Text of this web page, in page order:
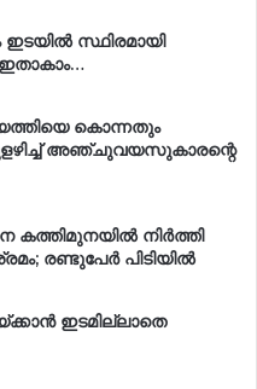
സ്ഥിരമായി
കൊന്നതും
അഞ്ചുവയസുകാരന്റെ
നിർത്തി
രണ്ടുപേർ പിടിയിൽ
ഇടമില്ലാതെ